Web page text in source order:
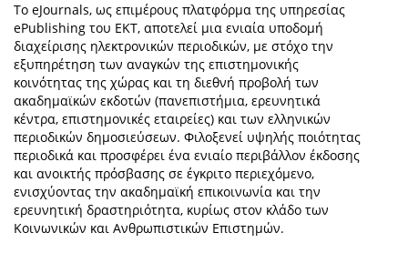
Το eJournals, ως επιμέρους πλατφόρμα της υπηρεσίας
ePublishing του ΕΚΤ, αποτελεί μια ενιαία υποδομή
διαχείρισης ηλεκτρονικών περιοδικών, με στόχο την
εξυπηρέτηση των αναγκών της επιστημονικής
κοινότητας της χώρας και τη διεθνή προβολή των
ακαδημαϊκών εκδοτών (πανεπιστήμια, ερευνητικά
κέντρα, επιστημονικές εταιρείες) και των ελληνικών
περιοδικών δημοσιεύσεων. Φιλοξενεί υψηλής ποιότητας
περιοδικά και προσφέρει ένα ενιαίο περιβάλλον έκδοσης
και ανοικτής πρόσβασης σε έγκριτο περιεχόμενο,
ενισχύοντας την ακαδημαϊκή επικοινωνία και την
ερευνητική δραστηριότητα, κυρίως στον κλάδο των
Κοινωνικών και Ανθρωπιστικών Επιστημών.